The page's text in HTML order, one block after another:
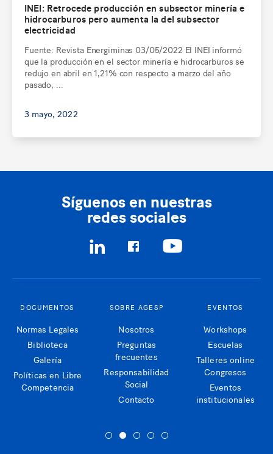
INEI: Retrocede producción en subsector minería e
hidrocarburos pero aumenta la del subsector
electricidad
Fuente: Revista Energiminas 03/05/2022 El INEI informó
que la producción en el sector minería e hidrocarburos se
redujo en abril en 1,21% con respecto a marzo del año
pasado, ...
3 mayo, 2022
Síguenos en nuestras
redes sociales
DOCUMENTOS
Normas Legales
Biblioteca
Galería
Políticas en Libre
Competencia
SOBRE AGESP
Nosotros
Preguntas
frecuentes
Responsabilidad
Social
Contacto
EVENTOS
Workshops
Escuelas
Talleres online
Congresos
Eventos
institucionales